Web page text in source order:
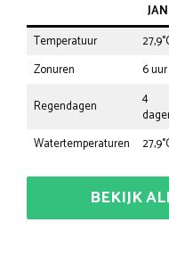
JAN
Temperatuur
Zonuren
6 uur
Regendagen
4
Watertemperaturen
BEKIJK